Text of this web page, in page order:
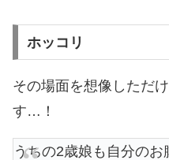
ホッコリ
その場面を想像しただ
す…！
うちの2歳娘も自分の